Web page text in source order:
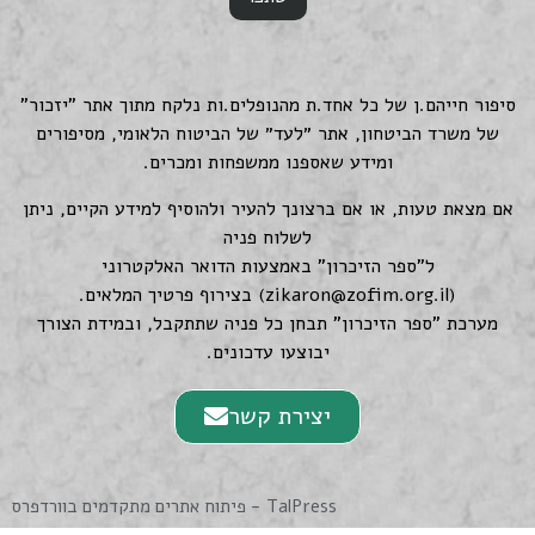
סיפור חייהם.ן של כל אחד.ת מהנופלים.ות נלקח מתוך אתר "יזכור"
של משרד הביטחון, אתר ״לעד״ של הביטוח הלאומי, מסיפורים
ומידע שאספנו ממשפחות ומכרים.
אם מצאת טעות, או אם ברצונך להעיר ולהוסיף למידע הקיים, ניתן
לשלוח פניה
ל"ספר הזיכרון" באמצעות הדואר האלקטרוני
zikaron@zofim.org.il) בצירוף פרטיך המלאים.
מערכת "ספר הזיכרון" תבחן כל פניה שתתקבל, ובמידת הצורך
יבוצעו עדכונים.
יצירת קשר
TalPress - פיתוח אתרים מתקדמים בוורדפרס